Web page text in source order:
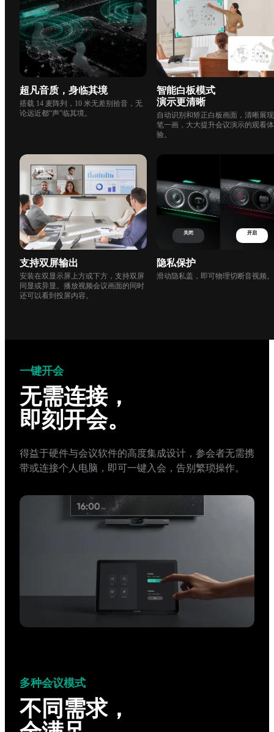
超凡音质，身临其境
搭载 14 麦阵列，10 米无差别拾音，无
论远近都“声”临其境。
智能白板模式
演示更清晰
自动识别和矫正白板画面，清晰展
笔一画，大大提升会议演示的观看体
验。
支持双屏输出
安装在双显示屏上方或下方，支持双屏
同显或异显。播放视频会议画面的同时
还可以看到投屏内容。
开启
关闭
隐私保护
滑动隐私盖，即可物理切断音视频。
一键开会
无需连接，
即刻开会。
得益于硬件与会议软件的高度集成设计，参会者无需携
带或连接个人电脑，即可一键入会，告别繁琐操作。
多种会议模式
不同需求，